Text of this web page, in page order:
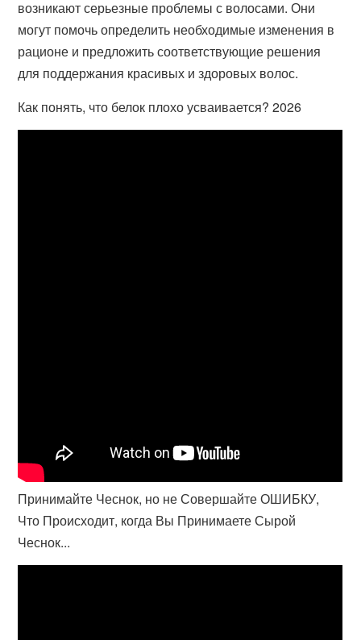
возникают серьезные проблемы с волосами. Они
могут помочь определить необходимые изменения в
рационе и предложить соответствующие решения
для поддержания красивых и здоровых волос.
Как понять, что белок плохо усваивается? 2026
Принимайте Чеснок, но не Совершайте ОШИБКУ,
Что Происходит, когда Вы Принимаете Сырой
Чеснок...